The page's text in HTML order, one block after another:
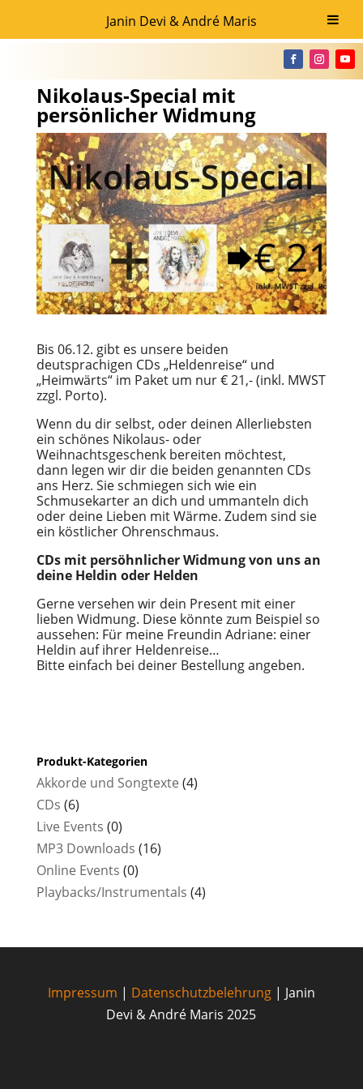
Janin Devi & André Maris
Nikolaus-Special mit
persönlicher Widmung
Bis 06.12. gibt es unsere beiden
deutsprachigen CDs „Heldenreise“ und
„Heimwärts“ im Paket um nur € 21,- (inkl. MWST
zzgl. Porto).
Wenn du dir selbst, oder deinen Allerliebsten
ein schönes Nikolaus- oder
Weihnachtsgeschenk bereiten möchtest,
dann legen wir dir die beiden genannten CDs
ans Herz. Sie schmiegen sich wie ein
Schmusekarter an dich und ummanteln dich
oder deine Lieben mit Wärme. Zudem sind sie
ein köstlicher Ohrenschmaus.
CDs mit persöhnlicher Widmung von uns an
deine Heldin oder Helden
Gerne versehen wir dein Present mit einer
lieben Widmung. Diese könnte zum Beispiel so
aussehen: Für meine Freundin Adriane: einer
Heldin auf ihrer Heldenreise…
Bitte einfach bei deiner Bestellung angeben.
Produkt-Kategorien
Akkorde und Songtexte (4)
CDs (6)
Live Events (0)
MP3 Downloads (16)
Online Events (0)
Playbacks/Instrumentals (4)
Impressum | Datenschutzbelehrung| Janin
Devi & André Maris 2025